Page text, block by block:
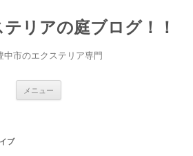
リアの庭ブログ！！
中市のエクステリア専門
メニュー
ブ